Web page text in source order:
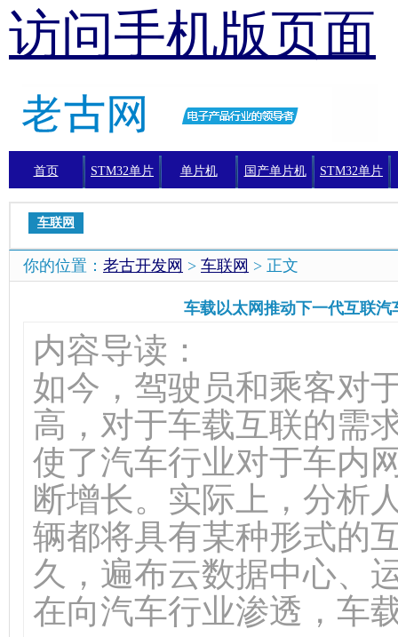
访问手机版页面
首页 STM32单片 单片机 国产单片机 STM32单片
车联网
你的位置： 老古开发网 > 车联网 > 正文
车载以太网推动下一代互联汽
内容导读：
如今，驾驶员和乘客对
高，对于车载互联的需
使了汽车行业对于车内
断增长。实际上，分析
辆都将具有某种形式的
久，遍布云数据中心、
在向汽车行业渗透，车